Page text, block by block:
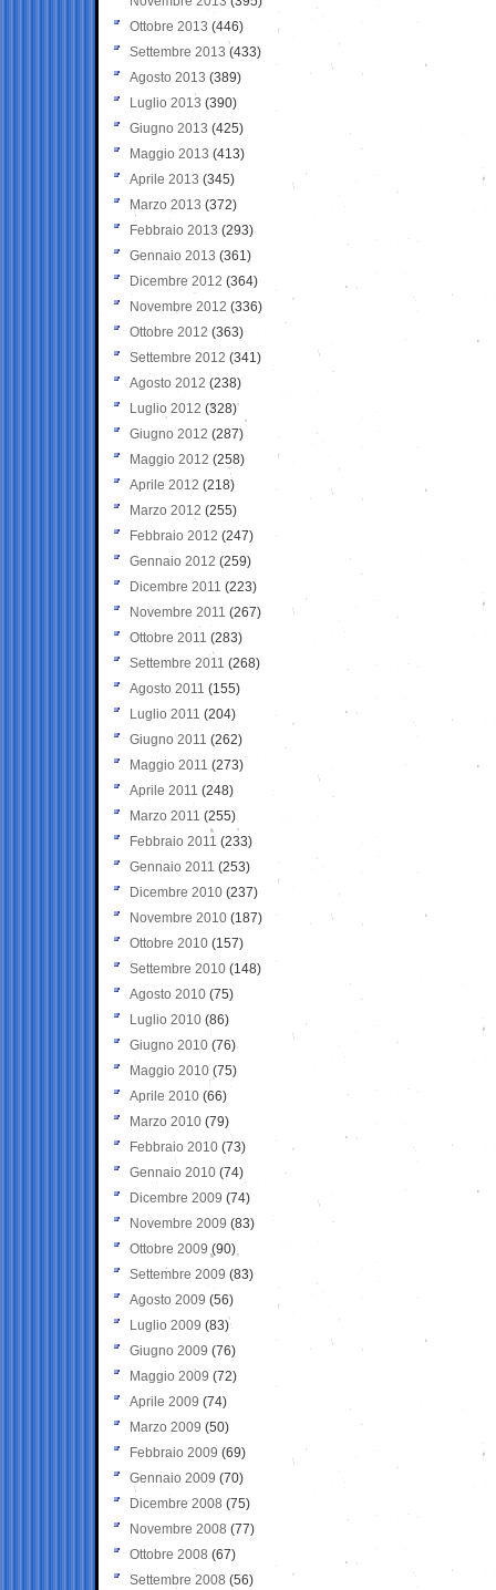
Ottobre 2013 (446)
Settembre 2013 (433)
Agosto 2013 (389)
Luglio 2013 (390)
Giugno 2013 (425)
Maggio 2013 (413)
Aprile 2013 (345)
Marzo 2013 (372)
Febbraio 2013 (293)
Gennaio 2013 (361)
Dicembre 2012 (364)
Novembre 2012 (336)
Ottobre 2012 (363)
Settembre 2012 (341)
Agosto 2012 (238)
Luglio 2012 (328)
Giugno 2012 (287)
Maggio 2012 (258)
Aprile 2012 (218)
Marzo 2012 (255)
Febbraio 2012 (247)
Gennaio 2012 (259)
Dicembre 2011 (223)
Novembre 2011 (267)
Ottobre 2011 (283)
Settembre 2011 (268)
Agosto 2011 (155)
Luglio 2011 (204)
Giugno 2011 (262)
Maggio 2011 (273)
Aprile 2011 (248)
Marzo 2011 (255)
Febbraio 2011 (233)
Gennaio 2011 (253)
Dicembre 2010 (237)
Novembre 2010 (187)
Ottobre 2010 (157)
Settembre 2010 (148)
Agosto 2010 (75)
Luglio 2010 (86)
Giugno 2010 (76)
Maggio 2010 (75)
Aprile 2010 (66)
Marzo 2010 (79)
Febbraio 2010 (73)
Gennaio 2010 (74)
Dicembre 2009 (74)
Novembre 2009 (83)
Ottobre 2009 (90)
Settembre 2009 (83)
Agosto 2009 (56)
Luglio 2009 (83)
Giugno 2009 (76)
Maggio 2009 (72)
Aprile 2009 (74)
Marzo 2009 (50)
Febbraio 2009 (69)
Gennaio 2009 (70)
Dicembre 2008 (75)
Novembre 2008 (77)
Ottobre 2008 (67)
Settembre 2008 (56)